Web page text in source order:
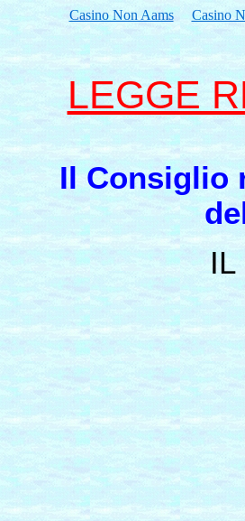
Casino Non Aams Casino
LEGGE
Il Consiglio
IL